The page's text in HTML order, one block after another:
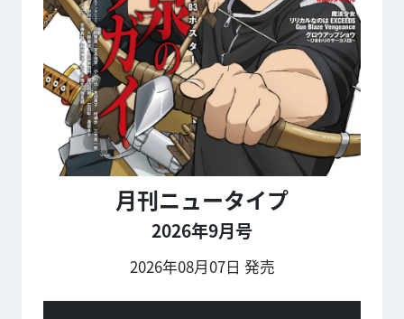
月刊ニュータイプ
2026年9月号
2026年08月07日 発売